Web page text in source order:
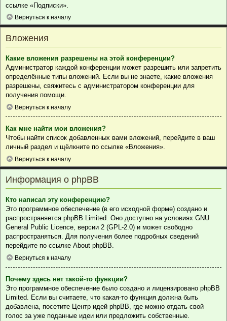
ссылке «Подписки».
Вернуться к началу
Вложения
Какие вложения разрешены на этой конференции?
Администратор каждой конференции может разрешить или запретить
определённые типы вложений. Если вы не знаете, какие вложения
разрешены, свяжитесь с администратором конференции для
получения помощи.
Вернуться к началу
Как мне найти мои вложения?
Чтобы найти список добавленных вами вложений, перейдите в ваш
личный раздел и щёлкните по ссылке «Вложения».
Вернуться к началу
Информация о phpBB
Кто написал эту конференцию?
Это программное обеспечение (в его исходной форме) создано и
распространяется phpBB Limited. Оно доступно на условиях GNU
General Public Licence, версии 2 (GPL-2.0) и может свободно
распространяться. Для получения более подробных сведений
перейдите по ссылке About phpBB.
Вернуться к началу
Почему здесь нет такой-то функции?
Это программное обеспечение было создано и лицензировано phpBB
Limited. Если вы считаете, что какая-то функция должна быть
добавлена, посетите Центр идей phpBB, где можно отдать свой
голос за уже поданные идеи или предложить собственные.